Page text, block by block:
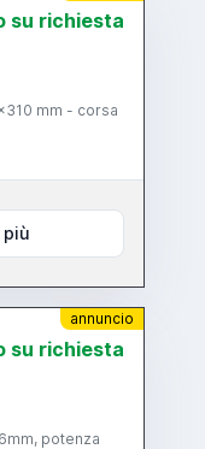
su richiesta
mm - corsa
annuncio
su richiesta
potenza